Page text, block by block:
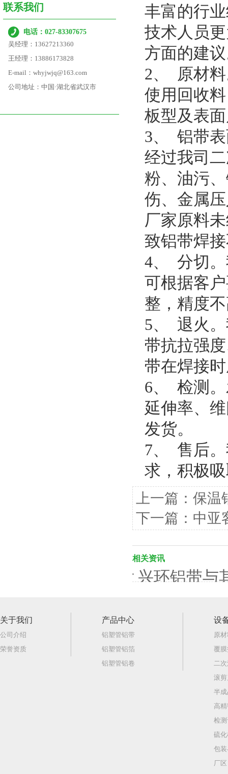
丰富的行
技术人员
方面的建
2、 原材
使用回收
板型及表
3、 铝带
经过我司
粉、油污
伤、金属
厂家原料
致铝带焊
4、 分切
可根据客
整，精度
5、 退火
带抗拉强
带在焊接
6、 检测
延伸率、
发货。
7、 售后
求，积极
上一篇： 保温
下一篇： 中亚
相关资讯
兴环铝带与
联系我们
电话：027-83307675
吴经理：13627213360
王经理：13886173828
E-mail：whyjwjq@163.com
公司地址：中国·湖北省武汉市
关于我们
公司介绍
荣誉资质
产品中心
铝塑管铝带
铝塑管铝箔
铝塑管铝卷
设
原
覆
二
滚
半
高
检
硫
包
厂区